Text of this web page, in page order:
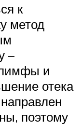
к
метод
–
и
отека
поэтому